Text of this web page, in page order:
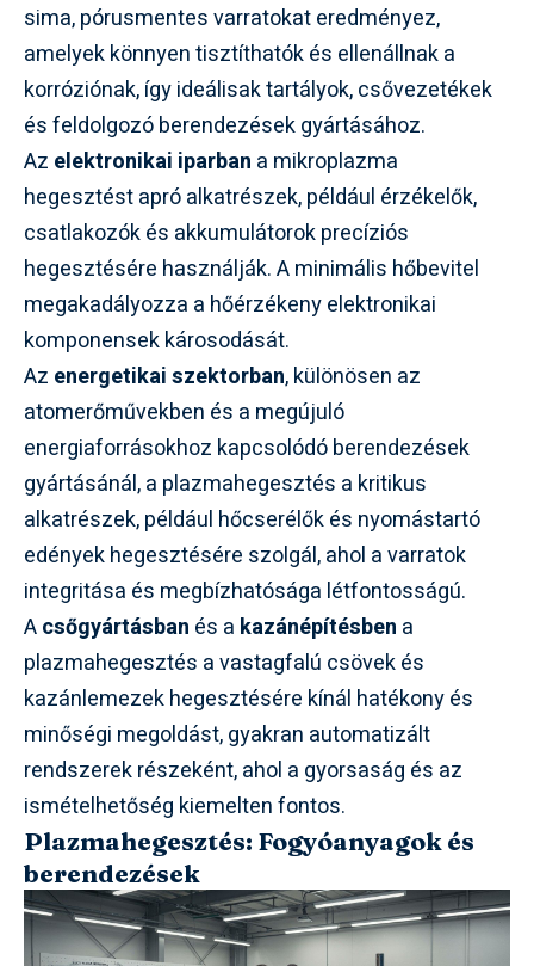
sima, pórusmentes varratokat eredményez,
amelyek könnyen tisztíthatók és ellenállnak a
korróziónak, így ideálisak tartályok, csővezetékek
és feldolgozó berendezések gyártásához.
Az elektronikai iparban a mikroplazma
hegesztést apró alkatrészek, például érzékelők,
csatlakozók és akkumulátorok precíziós
hegesztésére használják. A minimális hőbevitel
megakadályozza a hőérzékeny elektronikai
komponensek károsodását.
Az energetikai szektorban, különösen az
atomerőművekben és a megújuló
energiaforrásokhoz kapcsolódó berendezések
gyártásánál, a plazmahegesztés a kritikus
alkatrészek, például hőcserélők és nyomástartó
edények hegesztésére szolgál, ahol a varratok
integritása és megbízhatósága létfontosságú.
Acsőgyártásban és a kazánépítésben a
plazmahegesztés a vastagfalú csövek és
kazánlemezek hegesztésére kínál hatékony és
minőségi megoldást, gyakran automatizált
rendszerek részeként, ahol a gyorsaság és az
ismételhetőség kiemelten fontos.
Plazmahegesztés: Fogyóanyagok és
berendezések